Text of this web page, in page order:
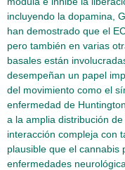
incluyendo la dopamina,
han demostrado que el
pero también en varias
basales están
desempeñan un papel
del movimiento como el
enfermedad de
a la amplia distribución
interacción compleja con
plausible que el cannabis
enfermedades